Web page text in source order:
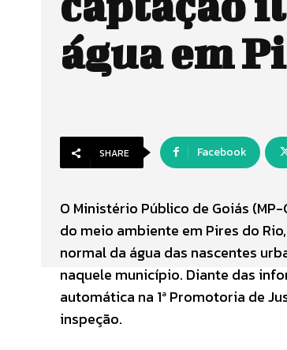
água em
SHARE Facebook
O Ministério Público de Goiás
do meio ambiente em Pires do
normal da água das nascentes
naquele município. Diante das
automática na 1ª Promotoria de
inspeção.